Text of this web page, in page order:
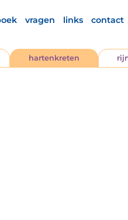
vragen links contact
hartenkreten